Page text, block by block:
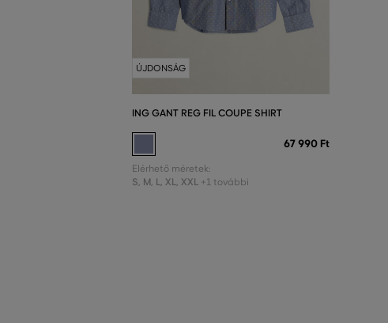
ÚJDONSÁG
ING GANT REG FIL COUPE SHIRT
67 990 Ft
Elérhető méretek:
S, M, L, XL, XXL +1 további